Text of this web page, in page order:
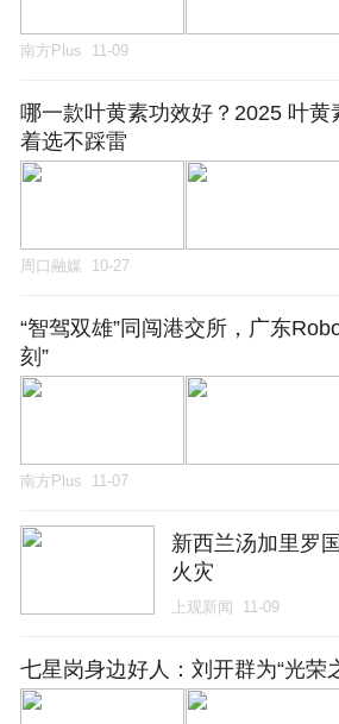
南方Plus 11-09
哪一款叶黄素功效好？2025 叶黄
着选不踩雷
周口融媒 10-27
“智驾双雄”同闯港交所，广东
刻”
南方Plus 11-07
新西兰汤加里罗
火灾
上观新闻 11-09
七星岗身边好人：刘开群为“光荣